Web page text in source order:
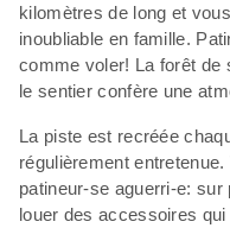
kilomètres de long et
inoubliable en famille.
comme voler! La forêt de
le sentier confère une
La piste est recréée
régulièrement entretenue.
patineur-se aguerri-e:
louer des accessoires